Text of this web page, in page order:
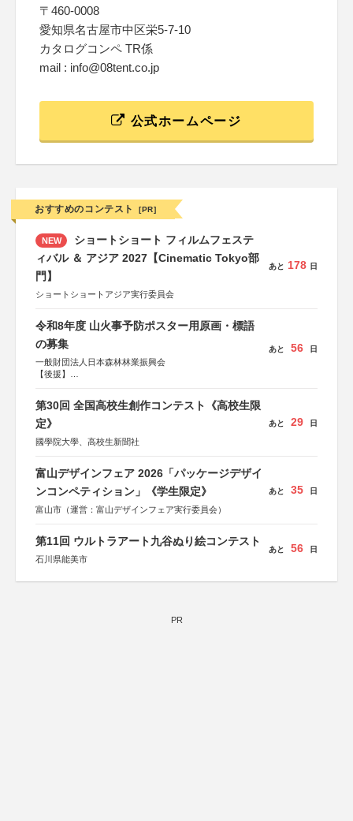
〒460-0008
愛知県名古屋市中区栄5-7-10
カタログコンペ TR係
mail : info@08tent.co.jp
公式ホームページ
おすすめのコンテスト [PR]
NEW
ショートショート フィルムフェステ
ィバル ＆ アジア 2027【Cinematic Tokyo部
門】
ショートショートアジア実行委員会
あと 178 日
令和8年度 山火事予防ポスター用原画・標語
の募集
一般財団法人日本森林林業振興会
【後援】
会、森林火災対策協会
あと 56 日
第30回 全国高校生創作コンテスト《高校生限
定》
國學院大學、高校生新聞社
あと 29 日
富山デザインフェア 2026「パッケージデザイ
ンコンペティション」《学生限定》
富山市（運営：富山デザインフェア実行委員会）
あと 35 日
第11回 ウルトラアート九谷ぬり絵コンテスト
石川県能美市
あと 56 日
PR